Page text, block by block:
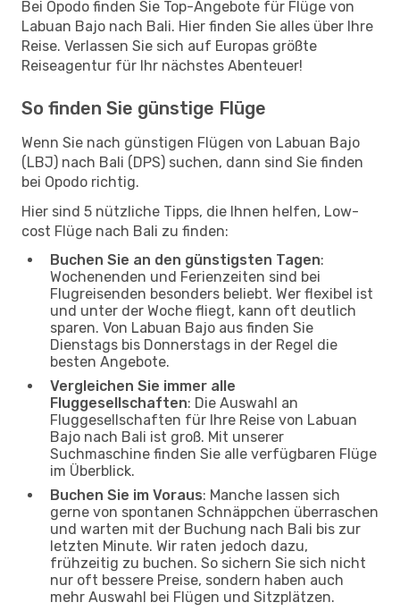
Bei Opodo finden Sie Top-Angebote für Flüge von
Labuan Bajo nach Bali. Hier finden Sie alles über Ihre
Reise. Verlassen Sie sich auf Europas größte
Reiseagentur für Ihr nächstes Abenteuer!
So finden Sie günstige Flüge
Wenn Sie nach günstigen Flügen von Labuan Bajo
(LBJ) nach Bali (DPS) suchen, dann sind Sie finden
bei Opodo richtig.
Hier sind 5 nützliche Tipps, die Ihnen helfen, Low-
cost Flüge nach Bali zu finden:
Buchen Sie an den günstigsten Tagen:
Wochenenden und Ferienzeiten sind bei
Flugreisenden besonders beliebt. Wer flexibel ist
und unter der Woche fliegt, kann oft deutlich
sparen. Von Labuan Bajo aus finden Sie
Dienstags bis Donnerstags in der Regel die
besten Angebote.
Vergleichen Sie immer alle
Fluggesellschaften: Die Auswahl an
Fluggesellschaften für Ihre Reise von Labuan
Bajo nach Bali ist groß. Mit unserer
Suchmaschine finden Sie alle verfügbaren Flüge
im Überblick.
Buchen Sie im Voraus: Manche lassen sich
gerne von spontanen Schnäppchen überraschen
und warten mit der Buchung nach Bali bis zur
letzten Minute. Wir raten jedoch dazu,
frühzeitig zu buchen. So sichern Sie sich nicht
nur oft bessere Preise, sondern haben auch
mehr Auswahl bei Flügen und Sitzplätzen.